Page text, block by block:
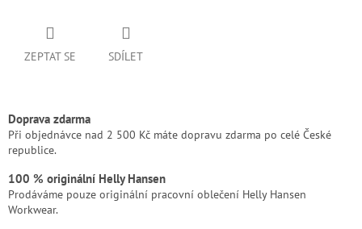
ZEPTAT SE SDÍLET
Doprava zdarma
Při objednávce nad 2 500 Kč máte dopravu zdarma po celé České
republice.
100 % originální Helly Hansen
Prodáváme pouze originální pracovní oblečení Helly Hansen
Workwear.